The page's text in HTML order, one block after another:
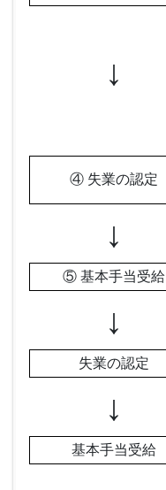
↓
④ 失業の認定
↓
⑤ 基本手当受給
↓
失業の認定
↓
基本手当受給